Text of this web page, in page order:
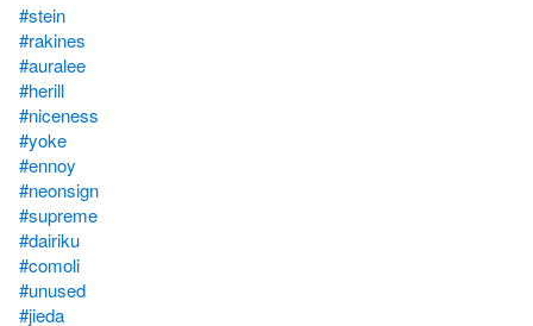
#stein
#rakines
#auralee
#herill
#niceness
#yoke
#ennoy
#neonsign
#supreme
#dairiku
#comoli
#unused
#jieda